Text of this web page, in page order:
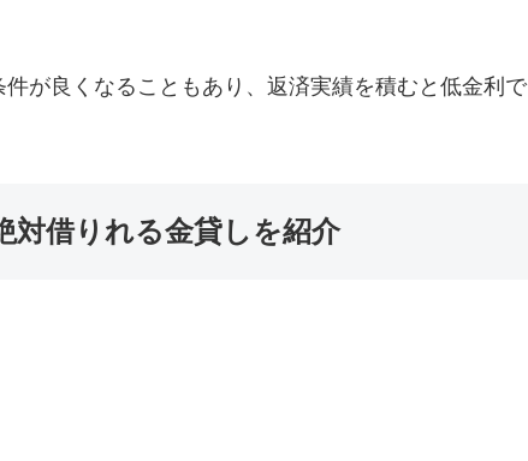
が良くなることもあり、返済実績を積むと低金利で
対借りれる金貸しを紹介